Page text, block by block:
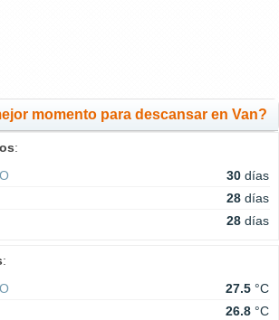
momento para descansar en Van?
:
30 días
28 días
28 días
:
27.5 °C
26.8 °C